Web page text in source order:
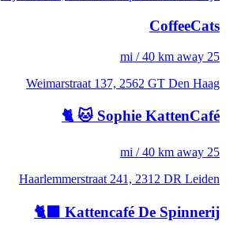
CoffeeCats
25 mi / 40 km away
Weimarstraat 137, 2562 GT Den Haag
Sophie KattenCafé 🐱 🐈
25 mi / 40 km away
Haarlemmerstraat 241, 2312 DR Leiden
Kattencafé De Spinnerij 🐈‍⬛